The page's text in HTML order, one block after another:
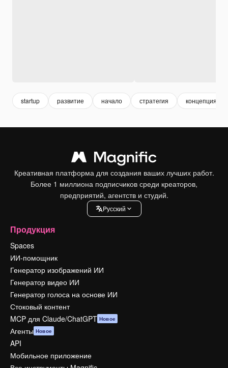
startup развитие начало стратегия концепция
Креативная платформа для создания ваших лучших работ.
Более 1 миллиона подписчиков среди креаторов,
предприятий, агентств и студий.
Pусский
Продукция
Spaces
ИИ-помощник
Генератор изображений ИИ
Генератор видео ИИ
Генератор голоса на основе ИИ
Стоковый контент
MCP для Claude/ChatGPT Новое
Агенты Новое
API
Мобильное приложение